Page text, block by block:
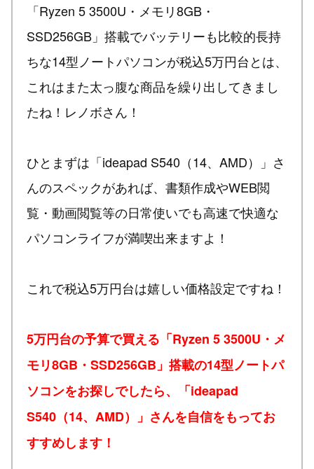
「Ryzen 5 3500U・メモリ8GB・
SSD256GB」搭載でバッテリーも比較的長持
ちな14型ノートパソコンが税込5万円台とは、
これはまた太っ腹な商品を繰り出してきまし
たね！レノボさん！
ひとまずは「ideapad S540（14、AMD）」さ
んのスペックがあれば、書類作成やWEB閲
覧・動画閲覧等の日常使いでも高速で快適な
パソコンライフが満喫出来ますよ！
これで税込5万円台は嬉しい価格設定ですね！
5万円台の予算で買える「Ryzen 5 3500U・メ
モリ8GB・SSD256GB」搭載の14型ノートパ
ソコンをお探しでしたら、「ideapad
S540（14、AMD）」さんを自信をもってお
すすめします！